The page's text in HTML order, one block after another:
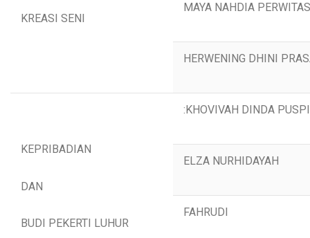
KREASI SENI
MAYA NAHDIA
HERWENING DHINI
KEPRIBADIAN
DAN
BUDI PEKERTI LUHUR
:KHOVIVAH DINDA
ELZA NURHIDAYAH
FAHRUDI